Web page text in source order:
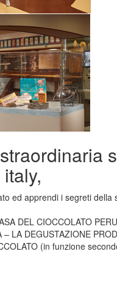
ed apprendi i segreti della
DEL CIOCCOLATO
– LA DEGUSTAZIONE
(in funzione